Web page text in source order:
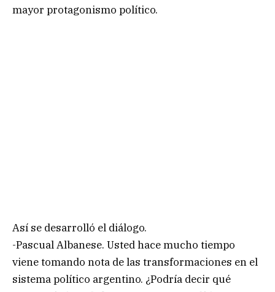
mayor protagonismo político.
Así se desarrolló el diálogo.
-Pascual Albanese. Usted hace mucho tiempo
viene tomando nota de las transformaciones en el
sistema político argentino. ¿Podría decir qué